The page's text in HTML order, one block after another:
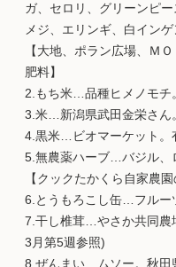
ガ、セロリ、グリーンピ
メジ、エリンギ、白インゲ
【大地、ポラン広場、Ｍ
肥料】
2.もち米…品種ヒメノモチ
3.米…新潟県武田金栄さん
4.黒米…ビオマーケット。
5.無農薬ハーブ…バジル、
【クックたかくら自家農
6.とうもろこし缶…フルー
7.干し椎茸…やさか共同農
3月第5週参照)
8.ぜんまい…ムソー。秋田